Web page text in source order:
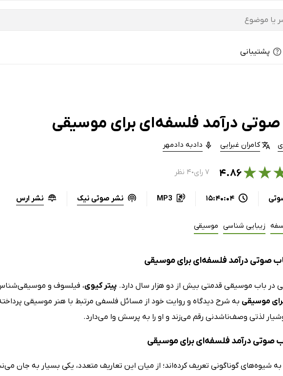
پشتیبانی
درآمد فلسفه‌ای برای موسیقی
کامران غبرایی دادبه دادمهر
★
★۴.۸۶ ۷ رای ● ۴ نظر
15:40:04
MP3 نشر صوتی نیک نشر ارس
زیبایی شناسی موسیقی
صوتی درآمد فلسفه‌ای برای موسیقی
در باب موسیقی قدمتی بیش از دو هزار سال دارد. پیتر کیوی، فیلسوف و
موسیقی به شرح دیدگاه‌ و روایت خود از مسائل فلسفی مرتبط با هنر موسیقی
لذتی وصف‌ناشدنی رقم می‌زند و او را به پرسش وا می‌دارد.
صوتی درآمد فلسفه‌ای برای موسیقی
شیوه‌های گوناگونی تعریف کرده‌اند؛ از میان این تعاریف متعدد، یکی بسیار به جان